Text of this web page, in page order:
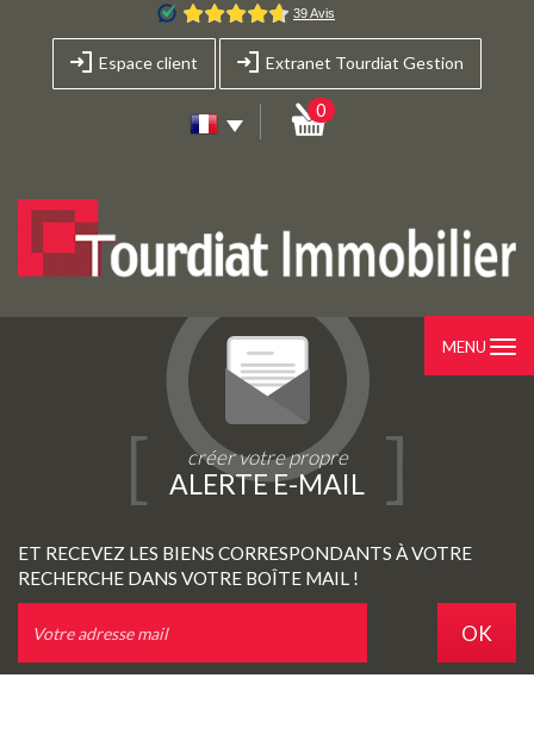
Espace client Extranet Tourdiat Gestion
0
MENU
créer votre propre
ALERTE E-MAIL
ET RECEVEZ LES BIENS CORRESPONDANTS À VOTRE
RECHERCHE DANS VOTRE BOÎTE MAIL !
OK